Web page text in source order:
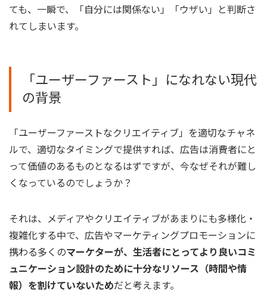
ても、一瞬で、「自分には関係ない」「ウザい」と判断さ
れてしまいます。
「ユーザーファースト」になれない現代
の背景
「ユーザーファーストなクリエイティブ」を適切なチャネ
ルで、適切なタイミングで提供すれば、広告は消費者にと
って価値のあるものとなるはずですが、今なぜそれが難し
くなっているのでしょうか？
それは、メディアやクリエイティブがあまりにも多様化・
複雑化する中で、広告やマーケティングプロモーションに
携わる多くのマーケターが、生活者にとってより良いコミ
ュニケーション設計のために十分なリソース（時間や情
報）を割けていないためだと考えます。